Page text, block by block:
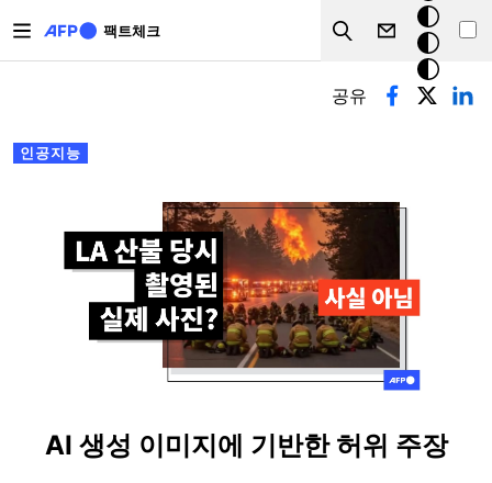
팩트체크
Search
크
모
드
기본탭
인공지능
공유
AI 생성 이미지에 기반한 허위 주장